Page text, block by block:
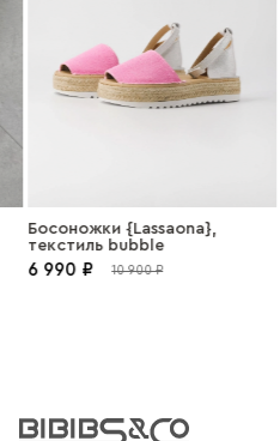
Босоножки {Lassaona},
текстиль bubble
6 990 ₽ 10 900 ₽